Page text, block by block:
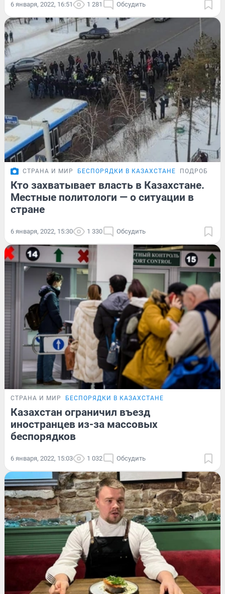
6 января, 2022, 16:51 1 281 Обсудить
СТРАНА И МИР БЕСПОРЯДКИ В КАЗАХСТАНЕ
Кто захватывает власть в Казахстане.
Местные политологи — о ситуации в
стране
6 января, 2022, 15:30 1 330 Обсудить
СТРАНА И МИР БЕСПОРЯДКИ В КАЗАХСТАНЕ
Казахстан ограничил въезд
иностранцев из-за массовых
беспорядков
6 января, 2022, 15:03 1 032 Обсудить